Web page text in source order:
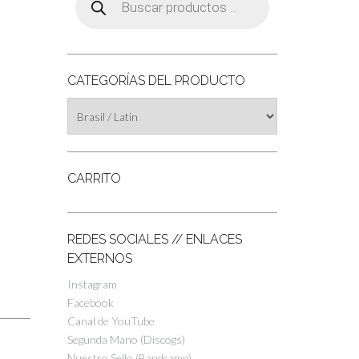
productos
CATEGORÍAS DEL PRODUCTO
CARRITO
REDES SOCIALES // ENLACES
EXTERNOS
Instagram
Facebook
Canal de YouTube
Segunda Mano (Discogs)